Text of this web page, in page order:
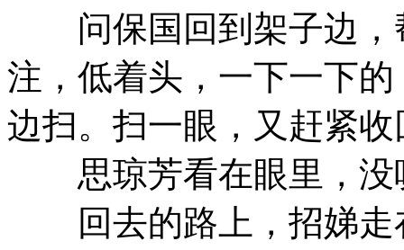
问保国回到架子边，
注，低着头，一下一下
边扫。扫一眼，又赶紧
思琼芳看在眼里，没
回去的路上，招娣走